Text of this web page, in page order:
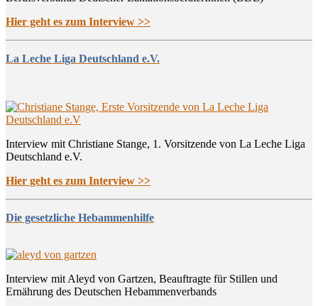
Hier geht es zum Interview >>
La Leche Liga Deutschland e.V.
Interview mit Christiane Stange, 1. Vorsitzende von La Leche Liga
Deutschland e.V.
Hier geht es zum Interview >>
Die gesetzliche Hebammenhilfe
Interview mit Aleyd von Gartzen, Beauftragte für Stillen und
Ernährung des Deutschen Hebammenverbands